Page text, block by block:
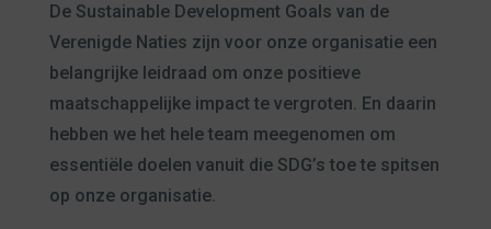
De Sustainable Development Goals van de
Verenigde Naties zijn voor onze organisatie een
belangrijke leidraad om onze positieve
maatschappelijke impact te vergroten. En daarin
hebben we het hele team meegenomen om
essentiële doelen vanuit die SDG’s toe te spitsen
op onze organisatie.